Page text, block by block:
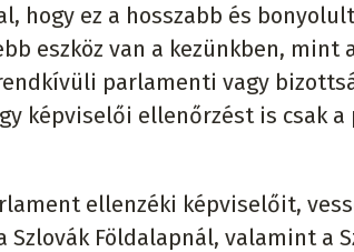
hogy ez a hosszabb és
eszköz van a kezünkben, mint
parlamenti vagy
képviselői ellenőrzést is csak
ellenzéki képviselőit,
Földalapnál, valamint a